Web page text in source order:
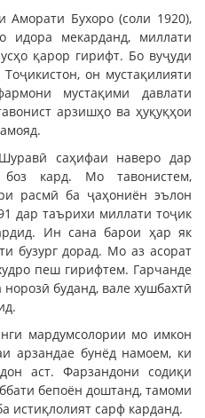
Аморати Бухоро (соли 1920),
идора мекарданд, миллати
қарор гирифт. Бо вуҷуди
он мустақилияти
мустақими давлати
арзишҳо ва ҳуқуқҳои
саҳифаи наверо дар
кард. Мо тавонистем,
расмӣ ба ҷаҳониён эълон
дар таърихи миллати тоҷик
Ин сана барои ҳар як
бузург дорад. Мо аз асорат
пеш гирифтем. Гарчанде
буданд, вале хушбахтӣ
мардумсолории мо имкон
арзандае бунёд намоем, ки
аст. Фарзандони содиқи
бепоён доштанд, тамоми
истиқлолият сарф карданд.